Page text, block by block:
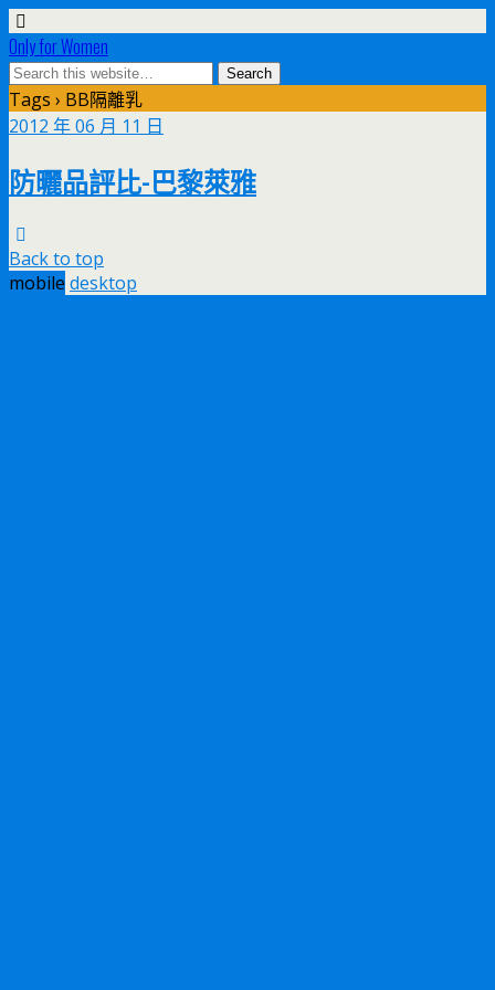
Only for Women
Tags › BB隔離乳
2012 年 06 月 11 日
防曬品評比-巴黎萊雅
Back to top
mobile desktop